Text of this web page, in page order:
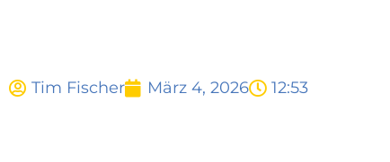
Tim Fischer März 4, 2026 12:53